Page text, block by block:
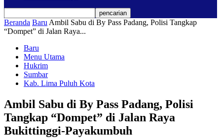
Beranda Baru Ambil Sabu di By Pass Padang, Polisi Tangkap
“Dompet” di Jalan Raya...
Baru
Menu Utama
Hukrim
Sumbar
Kab. Lima Puluh Kota
Ambil Sabu di By Pass Padang, Polisi
Tangkap “Dompet” di Jalan Raya
Bukittinggi-Payakumbuh